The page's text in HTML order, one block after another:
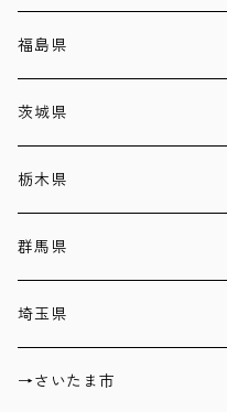
福島県
茨城県
栃木県
群馬県
埼玉県
→さいたま市